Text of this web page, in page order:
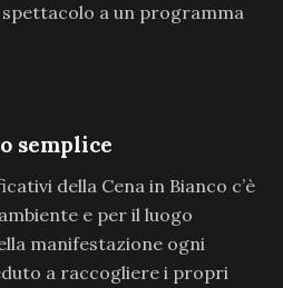
a un programma
semplice
della Cena in Bianco c’è
e per il luogo
manifestazione ogni
a raccogliere i propri